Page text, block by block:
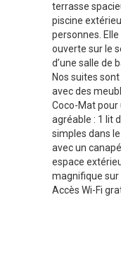
terrasse
piscine
personnes.
ouverte sur le
d’une salle de
Nos suites
avec des
Coco-Mat pour
agréable : 1 lit
simples dans
avec un
espace
magnifique sur
Accès Wi-Fi